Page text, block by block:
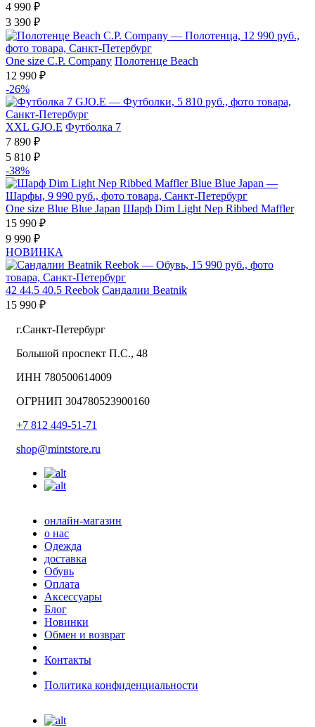
4 990 ₽
3 390 ₽
One size C.P. Company Полотенце Beach
12 990 ₽
-26%
XXL GJO.E Футболка 7
7 890 ₽
5 810 ₽
-38%
One size Blue Blue Japan Шарф Dim Light Nep Ribbed Maffler
15 990 ₽
9 990 ₽
НОВИНКА
42 44.5 40.5 Reebok Сандалии Beatnik
15 990 ₽
г.Санкт-Петербург
Большой проспект П.С., 48
ИНН 780500614009
ОГРНИП 304780523900160
+7 812 449-51-71
shop@mintstore.ru
онлайн-магазин
о нас
Одежда
доставка
Обувь
Оплата
Аксессуары
Блог
Новинки
Обмен и возврат
Контакты
Политика конфиденциальности